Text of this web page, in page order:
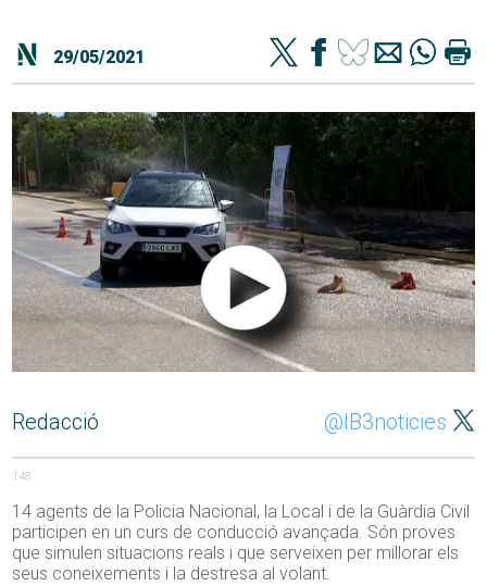
29/05/2021
Redacció @IB3noticies
148
14 agents de la Policia Nacional, la Local i de la Guàrdia Civil
participen en un curs de conducció avançada. Són proves
que simulen situacions reals i que serveixen per millorar els
seus coneixements i la destresa al volant.